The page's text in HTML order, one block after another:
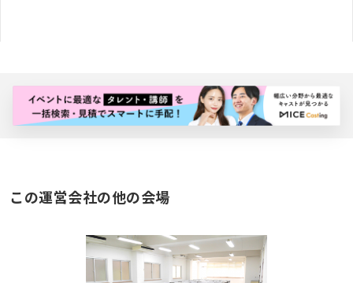
この運営会社の他の会場